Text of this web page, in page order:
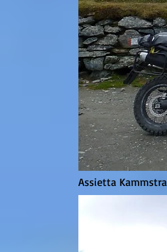
Assietta